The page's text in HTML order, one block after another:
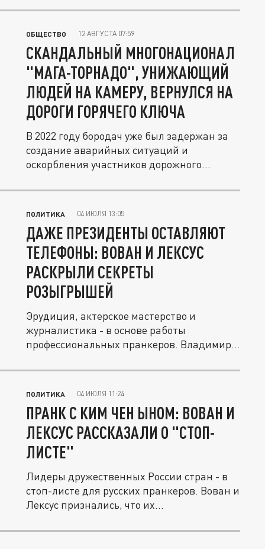
ОБЩЕСТВО 12 АВГУСТА 07:59
СКАНДАЛЬНЫЙ МНОГОНАЦИОНАЛ
"МАГА-ТОРНАДО", УНИЖАЮЩИЙ
ЛЮДЕЙ НА КАМЕРУ, ВЕРНУЛСЯ НА
ДОРОГИ ГОРЯЧЕГО КЛЮЧА
В 2022 году бородач уже был задержан за
создание аварийных ситуаций и
оскорбления участников дорожного...
ПОЛИТИКА 04 ИЮЛЯ 13:05
ДАЖЕ ПРЕЗИДЕНТЫ ОСТАВЛЯЮТ
ТЕЛЕФОНЫ: ВОВАН И ЛЕКСУС
РАСКРЫЛИ СЕКРЕТЫ
РОЗЫГРЫШЕЙ
Эрудиция, актерское мастерство и
журналистика - в основе работы
профессиональных пранкеров. Владимир
ПОЛИТИКА 04 ИЮЛЯ 11:24
ПРАНК С КИМ ЧЕН ЫНОМ: ВОВАН И
ЛЕКСУС РАССКАЗАЛИ О "СТОП-
ЛИСТЕ"
Лидеры дружественных России стран - в
стоп-листе для русских пранкеров. Вован и
Лексус признались, что их...